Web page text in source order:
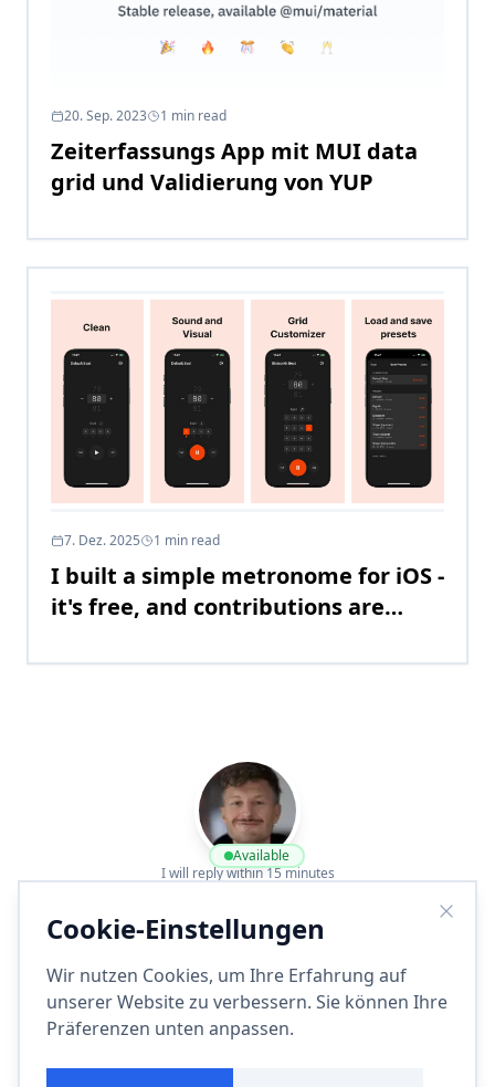
20. Sep. 2023 1 min read
Zeiterfassungs App mit MUI data
grid und Validierung von YUP
7. Dez. 2025 1 min read
I built a simple metronome for iOS -
it's free, and contributions are
Available
I will reply within 15 minutes
Lassen Sie uns über Ihr Projekt
sprechen
Ich verwandle komplexe Anforderungen in elegante
Design Design & Dev
Cookie-Einstellungen
Wir nutzen Cookies, um Ihre Erfahrung auf
unserer Website zu verbessern. Sie können Ihre
Präferenzen unten anpassen.